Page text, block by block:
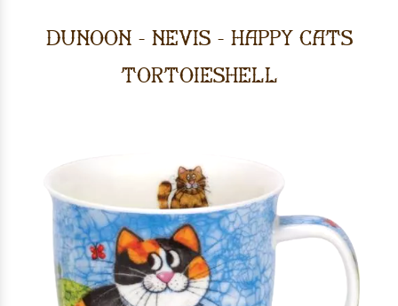
Dunoon - Nevis - Happy Cats
Tortoieshell